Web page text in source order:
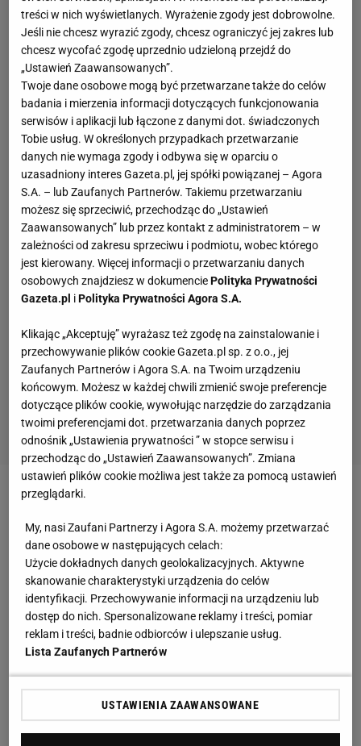
Zobacz wideo
ma stypy na odejście Vitala Heynena"
We wtorek okazało się, że również finaliści
mistrzostw Europy będą również potrzebowali
zmiany na tej pozycji. - Ostatni wynik powiedział
nam, żeSłoweniajest na dobrej drodze do
możliwe! Nadszedł czas na podziękowań, chcę
podziękować wszystkim chłopakom z teamu i
sztabu, za ich zaangażowanie i chęć poprawy dzień
treści w nich wyświetlanych. Wyrażenie zgody jest dobrowolne.
Jeśli nie chcesz wyrazić zgody, chcesz ograniczyć jej zakres lub
chcesz wycofać zgodę uprzednio udzieloną przejdź do
„Ustawień Zaawansowanych”.
Twoje dane osobowe mogą być przetwarzane także do celów
badania i mierzenia informacji dotyczących funkcjonowania
serwisów i aplikacji lub łączone z danymi dot. świadczonych
Tobie usług. W określonych przypadkach przetwarzanie
danych nie wymaga zgody i odbywa się w oparciu o
uzasadniony interes Gazeta.pl, jej spółki powiązanej – Agora
S.A. – lub Zaufanych Partnerów. Takiemu przetwarzaniu
możesz się sprzeciwić, przechodząc do „Ustawień
Zaawansowanych” lub przez kontakt z administratorem – w
zależności od zakresu sprzeciwu i podmiotu, wobec którego
jest kierowany. Więcej informacji o przetwarzaniu danych
osobowych znajdziesz w dokumenciePolityka Prywatności
Gazeta.pl iPolityka Prywatności Agora S.A.
Klikając „Akceptuję” wyrażasz też zgodę na zainstalowanie i
przechowywanie plików cookie Gazeta.pl sp. z o.o., jej
Zaufanych Partnerów i Agora S.A. na Twoim urządzeniu
końcowym. Możesz w każdej chwili zmienić swoje preferencje
dotyczące plików cookie, wywołując narzędzie do zarządzania
twoimi preferencjami dot. przetwarzania danych poprzez
odnośnik „Ustawienia prywatności ” w stopce serwisu i
przechodząc do „Ustawień Zaawansowanych”. Zmiana
ustawień plików cookie możliwa jest także za pomocą ustawień
przeglądarki.
My, nasi Zaufani Partnerzy i Agora S.A. możemy przetwarzać
dane osobowe w następujących celach:
Użycie dokładnych danych geolokalizacyjnych. Aktywne
skanowanie charakterystyki urządzenia do celów
identyfikacji. Przechowywanie informacji na urządzeniu lub
dostęp do nich. Spersonalizowane reklamy i treści, pomiar
reklam i treści, badnie odbiorców i ulepszanie usług.
Lista Zaufanych Partnerów
USTAWIENIA ZAAWANSOWANE